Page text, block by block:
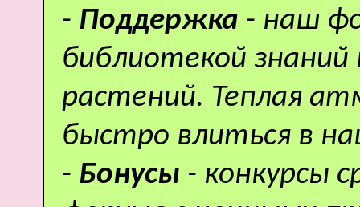
- Поддержка - наш
библиотекой
растений. Теплая
быстро влиться в
- Бонусы - конкурсы